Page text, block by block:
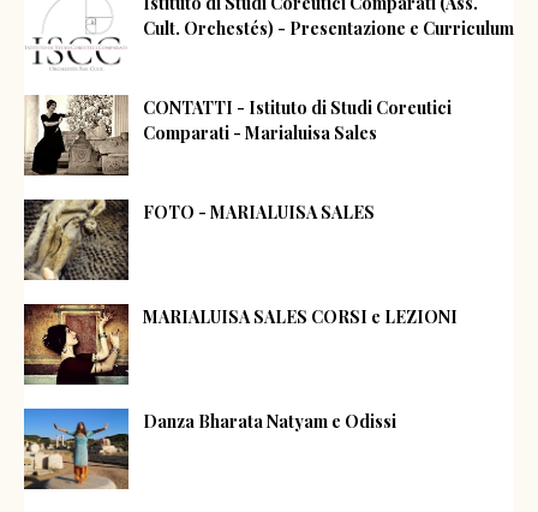
Cult. Orchestés) - Presentazione e Curriculum
CONTATTI - Istituto di Studi Coreutici
Comparati - Marialuisa Sales
FOTO - MARIALUISA SALES
MARIALUISA SALES CORSI e LEZIONI
Danza Bharata Natyam e Odissi